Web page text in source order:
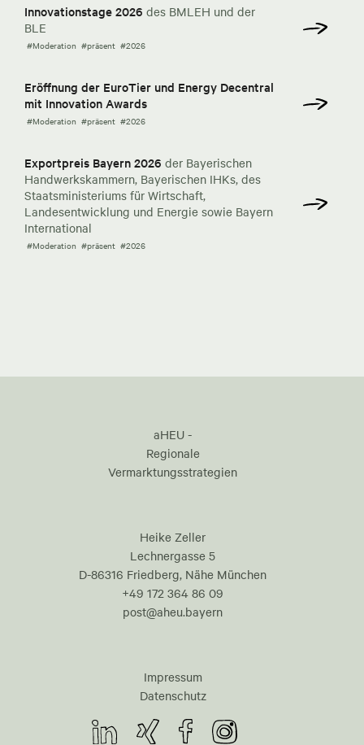
Innovationstage 2026 des BMLEH und der
BLE
#Moderation #präsent #2026
Eröffnung der EuroTier und Energy Decentral
mit Innovation Awards
#Moderation #präsent #2026
Exportpreis Bayern 2026 der Bayerischen
Handwerkskammern, Bayerischen IHKs, des
Staatsministeriums für Wirtschaft,
Landesentwicklung und Energie sowie Bayern
International
#Moderation #präsent #2026
aHEU -
Regionale
Vermarktungsstrategien
Heike Zeller
Lechnergasse 5
D-86316 Friedberg, Nähe München
+49 172 364 86 09
post@aheu.bayern
Impressum
Datenschutz